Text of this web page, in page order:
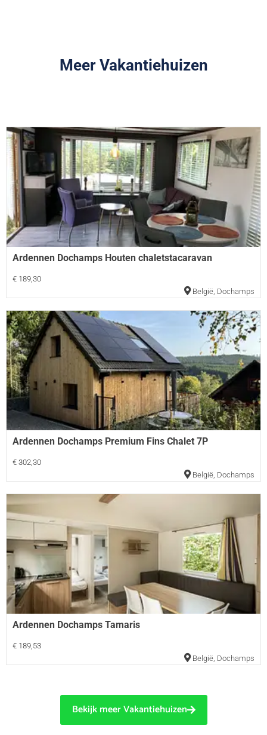
Meer Vakantiehuizen
Ardennen Dochamps Houten chaletstacaravan
€ 189,30
België, Dochamps
Ardennen Dochamps Premium Fins Chalet 7P
€ 302,30
België, Dochamps
Ardennen Dochamps Tamaris
€ 189,53
België, Dochamps
Bekijk meer Vakantiehuizen